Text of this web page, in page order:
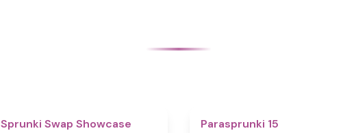
Sprunki Swap Showcase Parasprunki 15